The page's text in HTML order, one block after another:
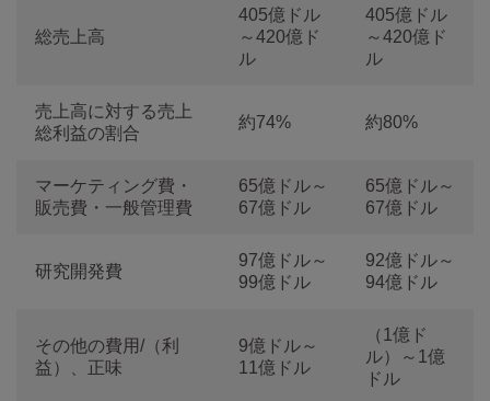
総売上高
405億ドル
～420億ド
ル
405億ドル
～420億ド
ル
売上高に対する売上
総利益の割合
約74% 約80%
マーケティング費・
販売費・一般管理費
65億ドル～
67億ドル
65億ドル～
67億ドル
研究開発費
97億ドル～
99億ドル
92億ドル～
94億ドル
その他の費用/（利
益）、正味
9億ドル～
11億ドル
（1億ド
ル）～1億
ドル